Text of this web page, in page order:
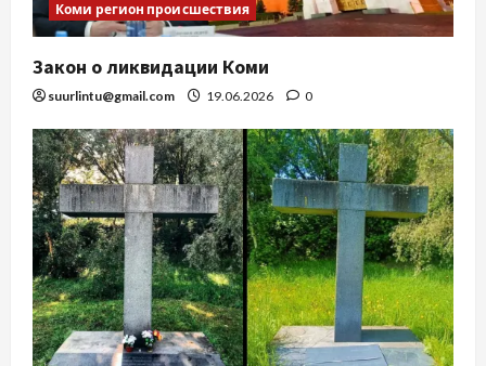
Коми регион происшествия
Закон о ликвидации Коми
suurlintu@gmail.com 19.06.2026 0